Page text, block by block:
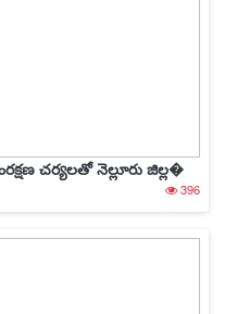
చర్యలతో నెల్లూరు జిల్ల�
396